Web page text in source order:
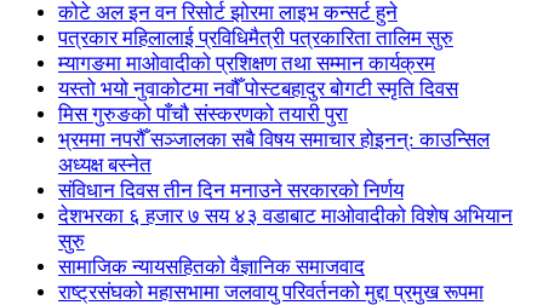
कोटे अल इन वन रिसोर्ट झोरमा लाइभ कन्सर्ट हुने
पत्रकार महिलालाई प्रविधिमैत्री पत्रकारिता तालिम सुरु
म्यागङमा माओवादीको प्रशिक्षण तथा सम्मान कार्यक्रम
यस्तो भयो नुवाकोटमा नवौँ पोस्टबहादुर बोगटी स्मृति दिवस
मिस गुरुङको पाँचौ संस्करणको तयारी पुरा
भ्रममा नपरौँ सञ्जालका सबै विषय समाचार होइनन्: काउन्सिल
अध्यक्ष बस्नेत
संविधान दिवस तीन दिन मनाउने सरकारको निर्णय
देशभरका ६ हजार ७ सय ४३ वडाबाट माओवादीको विशेष अभियान
सुरु
सामाजिक न्यायसहितको वैज्ञानिक समाजवाद
राष्ट्रसंघको महासभामा जलवायु परिवर्तनको मुद्दा प्रमुख रूपमा